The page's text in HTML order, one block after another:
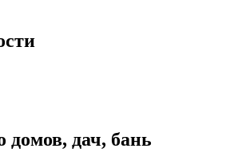
домов, дач, бань